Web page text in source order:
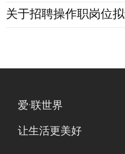
关于招聘操作职岗位
爱·联世界
让生活更美好